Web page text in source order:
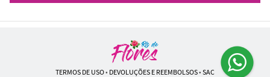
TERMOS DE USO• DEVOLUÇÕES E REEMBOLSOS• SAC